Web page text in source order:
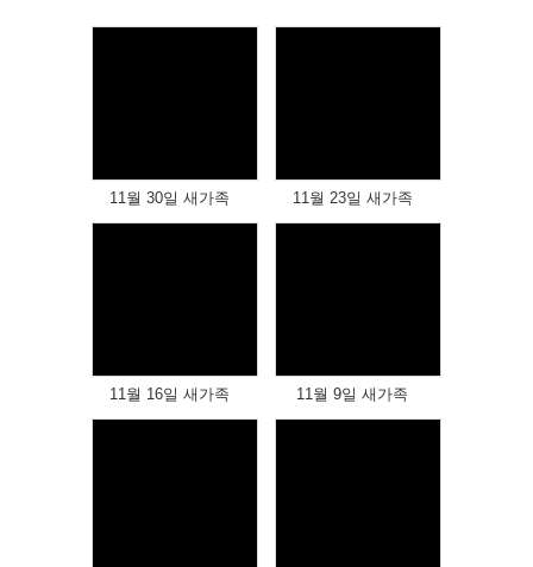
11월 30일 새가족 11월 23일 새가족
11월 16일 새가족 11월 9일 새가족